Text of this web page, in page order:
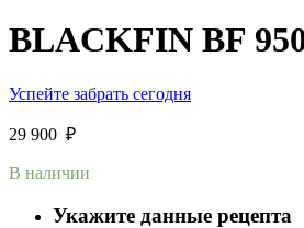
BLACKFIN BF
Успейте забрать сегодня
29 900 ₽
В наличии
Укажите данные рецепта